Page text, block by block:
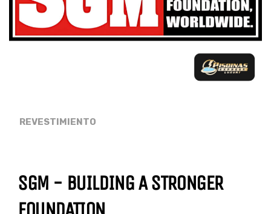
REVESTIMIENTO
SGM - BUILDING A STRONGER